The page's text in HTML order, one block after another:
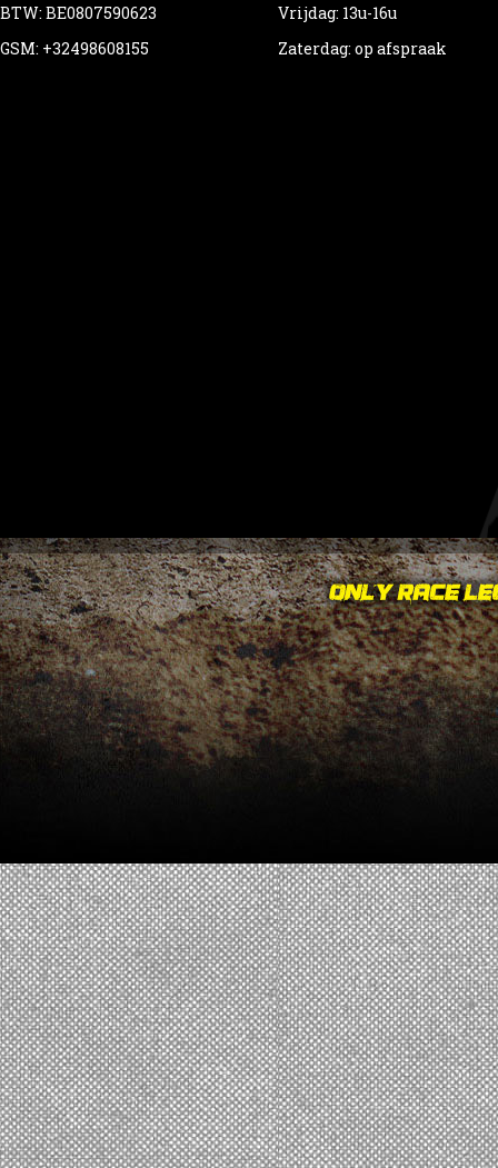
BTW: BE0807590623
GSM: +32498608155
Vrijdag: 13u-16u
Zaterdag: op afspraak